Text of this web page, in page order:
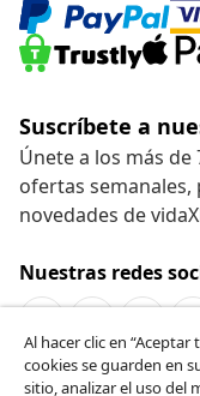
Suscríbete a
Únete a los más
ofertas
novedades de
Nuestras redes
Desistir del
Al hacer clic en
cookies se guarden en
sitio, analizar el uso del